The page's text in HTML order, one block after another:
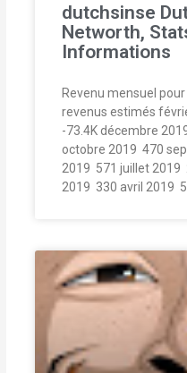
dutchsinse
Networth,
Informations
Revenu mensuel
revenus estimés
-73.4K décembre 2019
octobre 2019  470
2019  571 juillet 2019
2019  330 avril 2019 